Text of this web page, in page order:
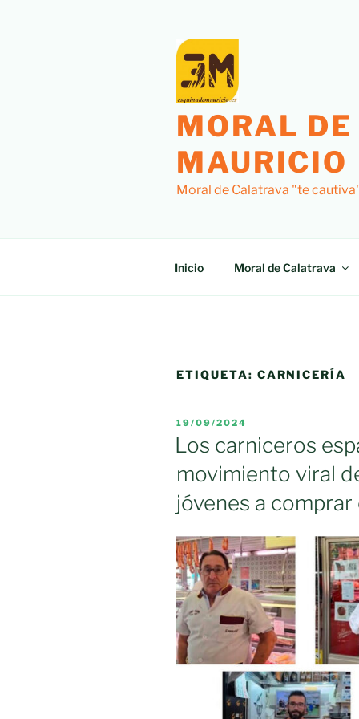
MORAL
MAURICIO
Moral de Calatrava "te
Inicio Moral de Calatrava
ETIQUETA: CARNICERÍA
PUBLICADO
EL
19/09/2024
Los carniceros
movimiento viral
jóvenes a